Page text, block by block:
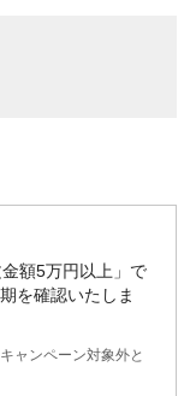
額5万円以上」で
を確認いたしま
ャンペーン対象外と